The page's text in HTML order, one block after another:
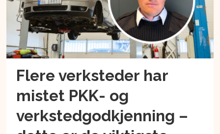
Flere verksteder har
mistet PKK- og
verkstedgodkjenning –